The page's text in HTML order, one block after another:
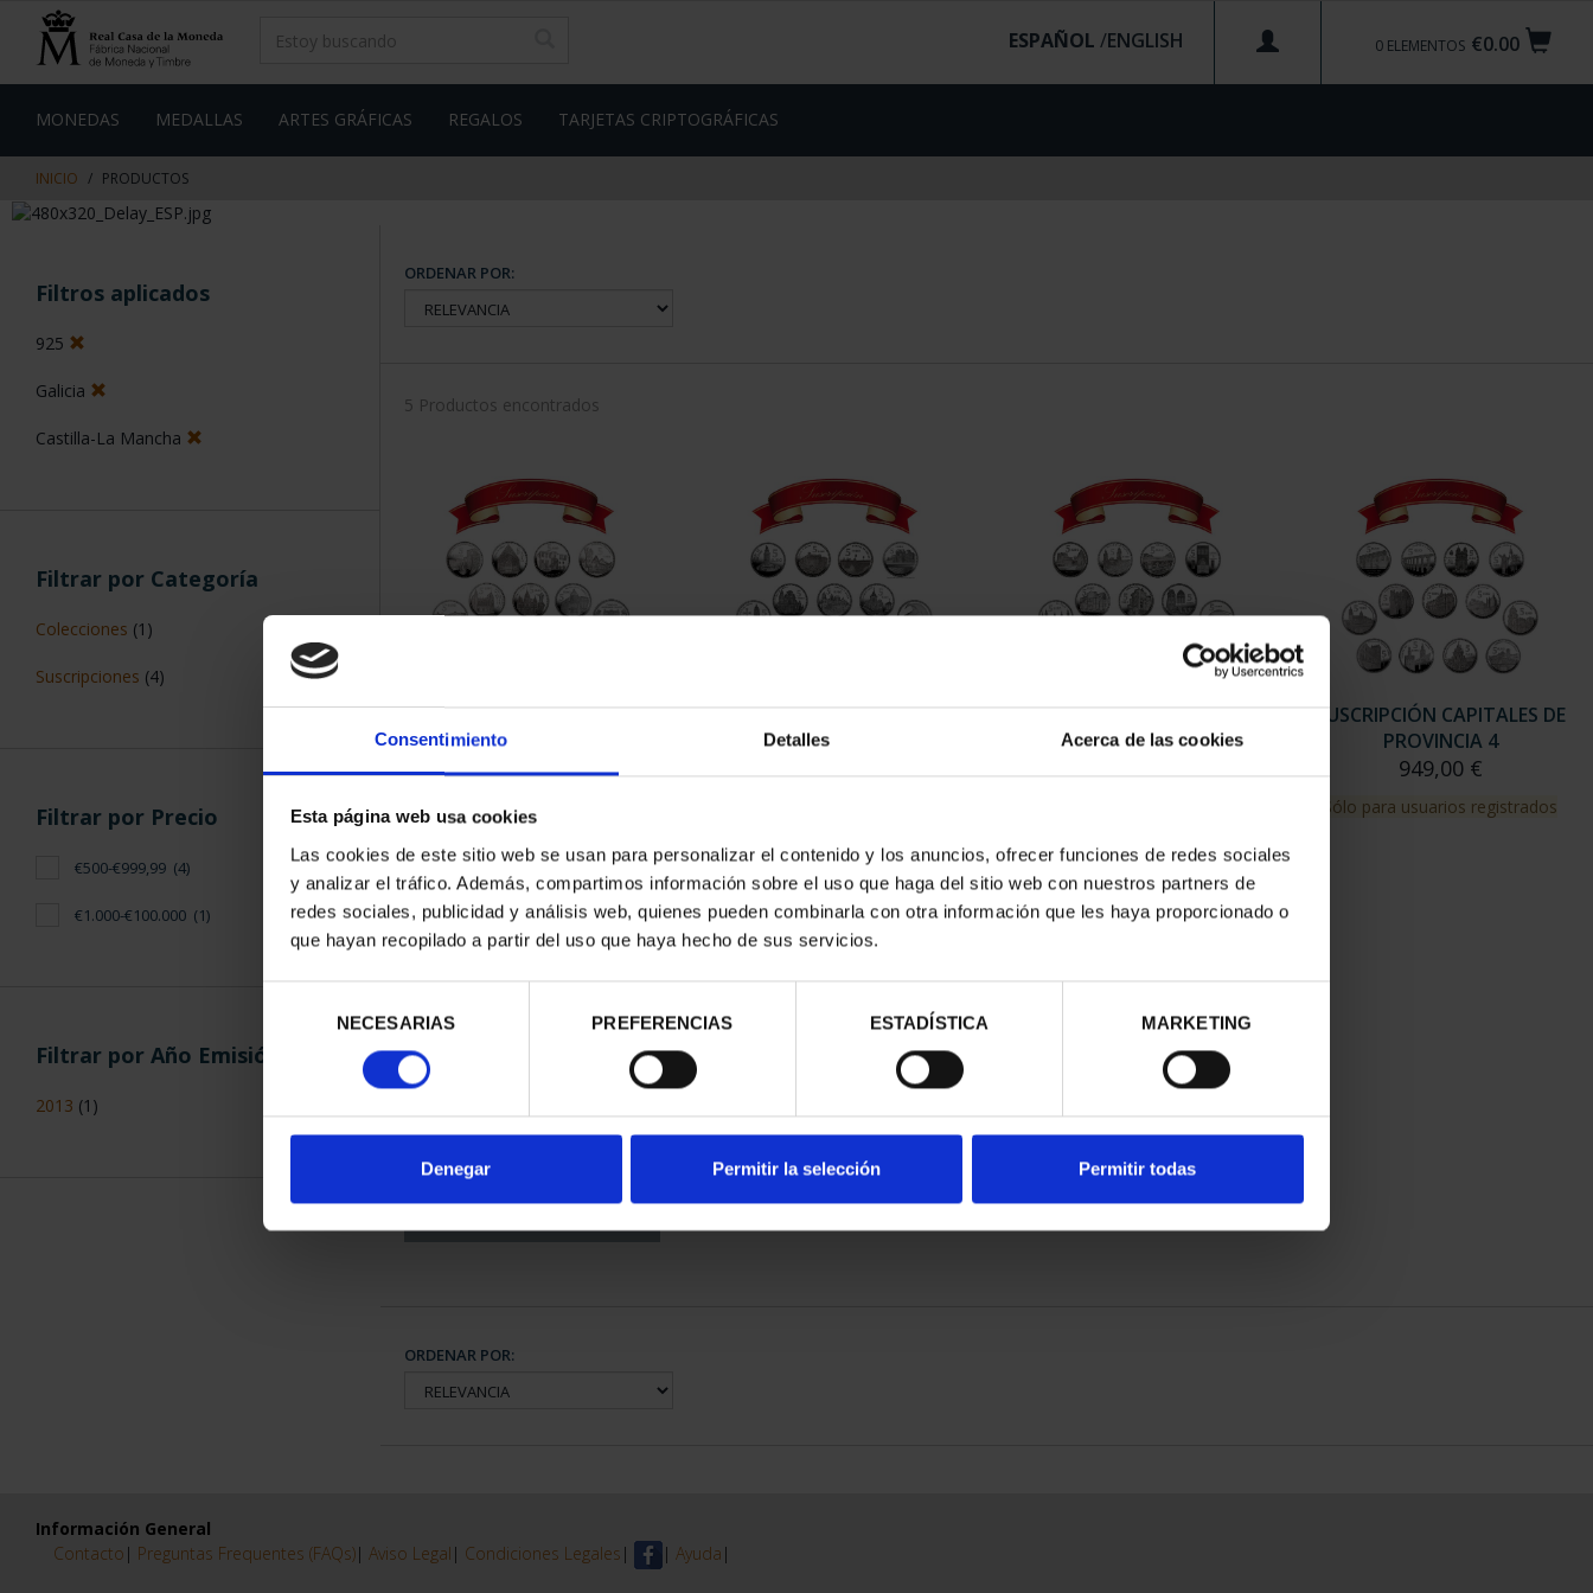
Consentimiento Detalles Acerca de las cookies
Esta página web usa cookies
Las cookies de este sitio web se usan para personalizar el contenido y los anuncios, ofrecer funciones de redes sociales
y analizar el tráfico. Además, compartimos información sobre el uso que haga del sitio web con nuestros partners de
redes sociales, publicidad y análisis web, quienes pueden combinarla con otra información que les haya proporcionado o
que hayan recopilado a partir del uso que haya hecho de sus servicios.
consentimiento
NECESARIAS PREFERENCIAS ESTADÍSTICA MARKETING
Denegar Permitir la selección Permitir todas
contenido
de
€0.00
0 ELEMENTOS
ESPAÑOL /
MONEDAS MEDALLAS ARTES GRÁFICAS REGALOS TARJETAS CRIPTOGRÁFICAS
INICIO PRODUCTOS
Filtros aplicados
925
Galicia
Castilla-La Mancha
Filtrar por Categoría
Colecciones (1)
Suscripciones (4)
Filtrar por Precio
€500-€999,99 (4)
€1.000-€100.000 (1)
Filtrar por Año Emisión
2013 (1)
ORDENAR POR:
5 Productos encontrados
SUSCRIPCIÓN CAPITALES DE
PROVINCIA 1
949,00 €
Sólo para usuarios registrados
SUSCRIPCIÓN CAPITALES DE
PROVINCIA 2
949,00 €
SUSCRIPCIÓN CAPITALES DE
PROVINCIA 3
949,00 €
SUSCRIPCIÓN CAPITALES DE
PROVINCIA 4
949,00 €
Sólo para usuarios registrados
COLECCION COMPLET...
3.796,00 €
ORDENAR POR:
Información General
Contacto | Preguntas Frequentes (FAQs)| Aviso Legal | Condiciones Legales | | Ayuda |